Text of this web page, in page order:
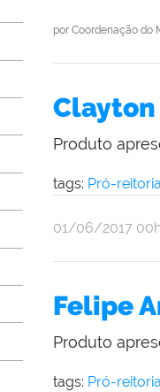
por Coordenação do
Produto
tags: Pró-
por
publicado
01/06/2017
Felipe
Produto
tags: Pró-